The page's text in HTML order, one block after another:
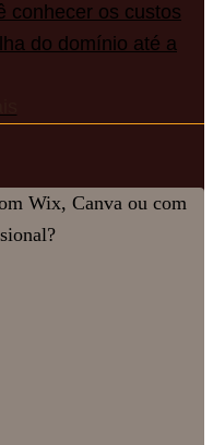
conhecer os custos
do domínio até a